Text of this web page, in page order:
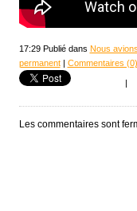
17:29 Publié dans Nous
permanent| Commentaires (0)
Les commentaires sont